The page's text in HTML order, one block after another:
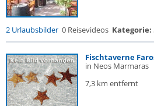
2 Urlaubsbilder 0 Reisevideos Kategorie:
Fischtaverne
in Neos Marmaras
7,3 km entfernt